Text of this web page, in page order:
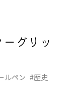
グリッ
ルペン #歴史